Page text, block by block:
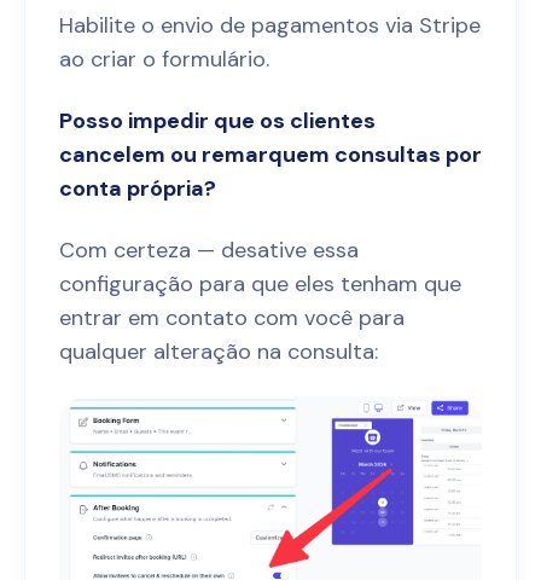
Habilite o envio de pagamentos via Stripe
ao criar o formulário.
Posso impedir que os clientes
cancelem ou remarquem consultas por
conta própria?
Com certeza — desative essa
configuração para que eles tenham que
entrar em contato com você para
qualquer alteração na consulta: